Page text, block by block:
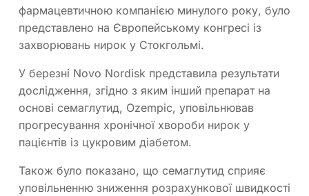
фармацевтичною компанією минулого року, було
представлено на Європейському конгресі із
захворювань нирок у Стокгольмі.
У березні Novo Nordisk представила результати
дослідження, згідно з яким інший препарат на
основі семаглутид, Ozempic, уповільнював
прогресування хронічної хвороби нирок у
пацієнтів із цукровим діабетом.
Також було показано, що семаглутид сприяє
уповільненню зниження розрахункової швидкості